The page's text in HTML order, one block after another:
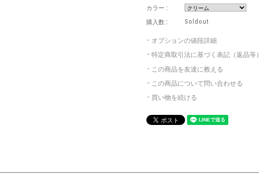
カラー :
購入数 :
Soldout
オプションの値段詳細
特定商取引法に基づく表記（返品等）
この商品を友達に教える
この商品について問い合わせる
買い物を続ける